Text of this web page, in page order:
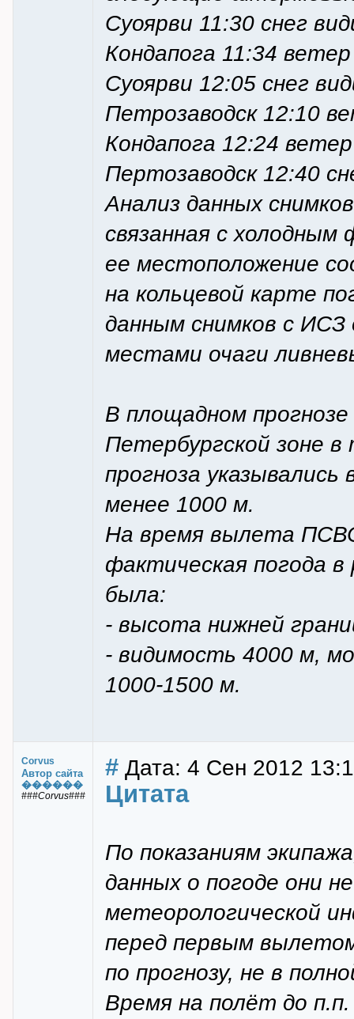
Суоярви 11:30 снег
Кондапога 11:34
Суоярви 12:05 снег
Петрозаводск 12:10
Кондапога 12:24
Пертозаводск 12:40
Анализ данных
связанная с
ее местоположение
на кольцевой карте
данным снимков с ИСЗ
местами очаги
В площадном
Петербургской зоне в
прогноза
менее 1000 м.
На время вылета
фактическая погода
была:
- высота нижней
- видимость 4000 м,
1000-1500 м.
Corvus
Автор сайта
������
###Corvus###
# Дата: 4 Сен 2012
Цитата
По показаниям
данных о погоде они
метеорологической
перед первым
по прогнозу, не в
Время на полёт до